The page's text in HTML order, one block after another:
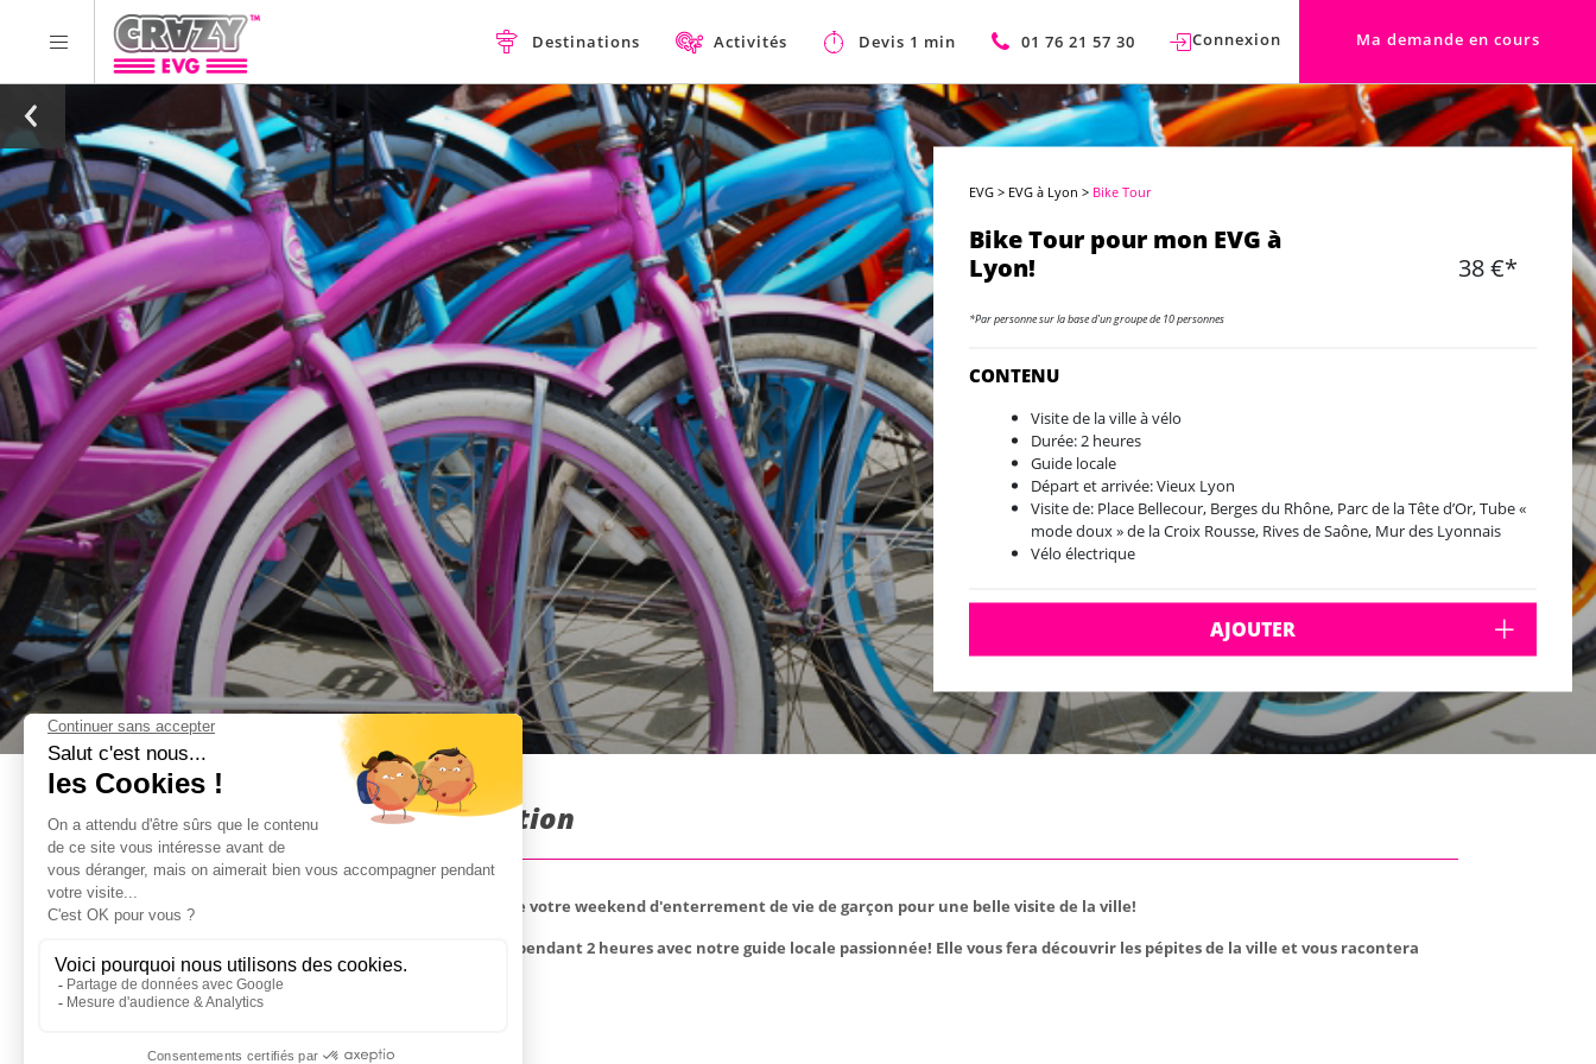
Destinations Activités Devis 1 min 01 76 21 57 30 Connexion Ma demande en cours
EVG > EVG à Lyon > Bike Tour
Bike Tour pour mon EVG à
Lyon!
38 €*
*Par personne sur la base d'un groupe de 10 personnes
CONTENU
Visite de la ville à vélo
Durée: 2 heures
Guide locale
Départ et arrivée: Vieux Lyon
Visite de: Place Bellecour, Berges du Rhône, Parc de la Tête d’Or, Tube «
mode doux » de la Croix Rousse, Rives de Saône, Mur des Lyonnais
Vélo électrique
AJOUTER
Bike Tour à Lyon : Présentation
Vous allez pour la première fois à Lyon? Profitez de votre weekend d'enterrement de vie de garçon pour une belle visite de la ville!
Montez sur un vélo électrique et explorez la ville pendant 2 heures avec notre guide locale passionnée! Elle vous fera découvrir les pépites de la ville et vous racontera
plein d'anecdotes.
BON À SAVOIR: